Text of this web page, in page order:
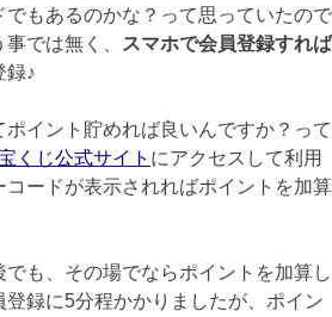
もあるのかな？って思っていたので
では無く、
スマホで会員登録すれば
録♪
イント貯めれば良いんですか？って
くじ公式サイト にアクセスして利用
ードが表示されればポイントを加算
も、その場でならポイントを加算し
録に5分程かかりましたが、ポイン